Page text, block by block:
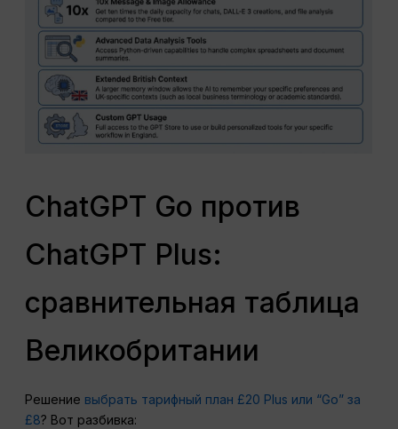
ChatGPT Go против
ChatGPT Plus:
сравнительная таблица
Великобритании
Решение выбрать тарифный план £20 Plus или “Go” за
£8? Вот разбивка: